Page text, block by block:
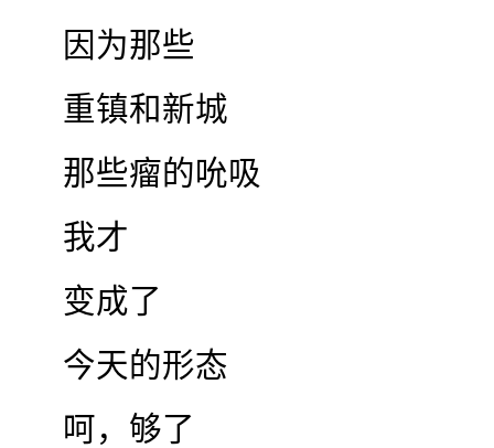
因为那些
重镇和新城
那些瘤的吮吸
我才
变成了
今天的形态
呵，够了